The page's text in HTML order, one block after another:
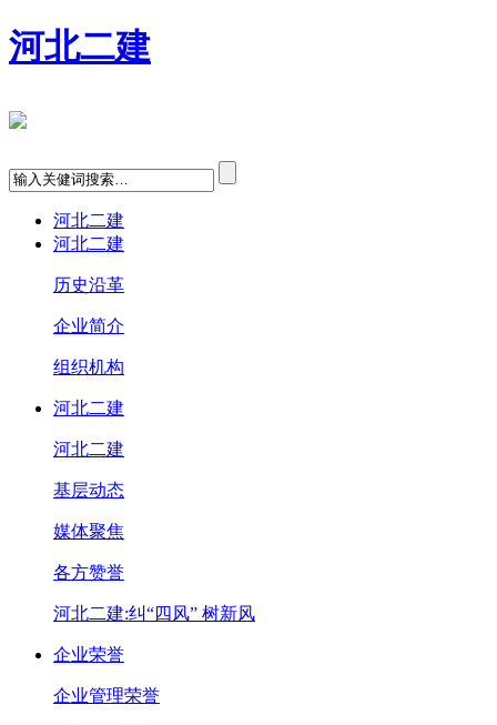
河北二建
河北二建
河北二建
历史沿革
企业简介
组织机构
河北二建
河北二建
基层动态
媒体聚焦
各方赞誉
河北二建:纠“四风” 树新风
企业荣誉
企业管理荣誉